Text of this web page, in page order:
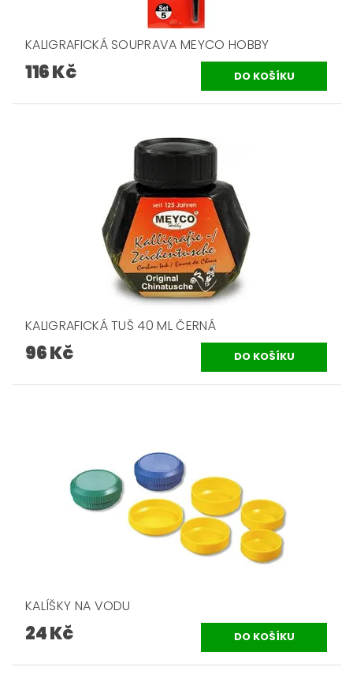
KALIGRAFICKÁ SOUPRAVA MEYCO HOBBY
116 Kč
KALIGRAFICKÁ TUŠ 40 ML ČERNÁ
96 Kč
KALÍŠKY NA VODU
24 Kč